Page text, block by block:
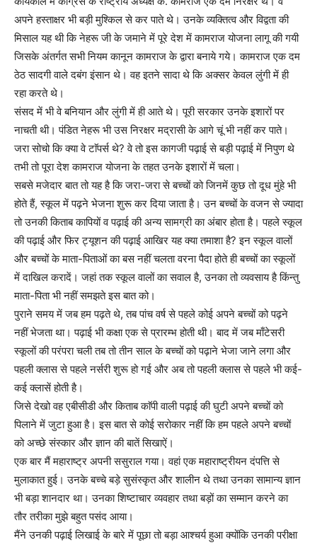
अपने हस्ताक्षर भी बड़ी मुश्किल से कर पाते थे। उनके व्यक्तित्व और विद्वता की
मिसाल यह थी कि नेहरू जी के जमाने में पूरे देश में कामराज योजना लागू की गयी
जिसके अंतर्गत सभी नियम कानून कामराज के द्वारा बनाये गये। कामराज एक दम
ठेठ सादगी वाले दबंग इंसान थे। वह इतने सादा थे कि अक्सर केवल लुंगी में ही
रहा करते थे।
संसद में भी वे बनियान और लुंगी में ही आते थे। पूरी सरकार उनके इशारों पर
नाचती थी। पंडित नेहरू भी उस निरक्षर मद्रासी के आगे चूं भी नहीं कर पाते।
जरा सोचो कि क्या वे टाॅपर्स थे? वे तो इस कागजी पढ़ाई से बड़ी पढ़ाई में निपुण थे
तभी तो पूरा देश कामराज योजना के तहत उनके इशारों में चला।
सबसे मजेदार बात तो यह है कि जरा-जरा से बच्चों को जिनमें कुछ तो दूध मुंहे भी
होते हैं, स्कूल में पढ़ने भेजना शुरू कर दिया जाता है। उन बच्चों के वजन से ज्यादा
तो उनकी किताब कापियों व पढ़ाई की अन्य सामग्री का अंबार होता है। पहले स्कूल
की पढ़ाई और फिर ट्यूशन की पढ़ाई आखिर यह क्या तमाशा है? इन स्कूल वालों
और बच्चों के माता-पिताओं का बस नहीं चलता वरना पैदा होते ही बच्चों का स्कूलों
में दाखिल करादें। जहां तक स्कूल वालों का सवाल है, उनका तो व्यवसाय है किंन्तु
माता-पिता भी नहीं समझते इस बात को।
पुराने समय में जब हम पढ़ते थे, तब पांच वर्ष से पहले कोई अपने बच्चों को पढ़ने
नहीं भेजता था। पढ़ाई भी कक्षा एक से प्रारम्भ होती थी। बाद में जब माँटेसरी
स्कूलों की परंपरा चली तब तो तीन साल के बच्चों को पढ़ाने भेजा जाने लगा और
पहली क्लास से पहले नर्सरी शुरू हो गई और अब तो पहली क्लास से पहले भी कई-
कई क्लासें होती है।
जिसे देखो वह एबीसीडी और किताब काॅपी वाली पढ़ाई की घुटी अपने बच्चों को
पिलाने में जुटा हुआ है। इस बात से कोई सरोकार नहीं कि हम पहले अपने बच्चों
को अच्छे संस्कार और ज्ञान की बातें सिखाऐं।
एक बार मैं महाराष्ट्र अपनी ससुराल गया। वहां एक महाराष्ट्रीयन दंपत्ति से
मुलाकात हुई। उनके बच्चे बड़े सुसंस्कृत और शालीन थे तथा उनका सामान्य ज्ञान
भी बड़ा शानदार था। उनका शिष्टाचार व्यवहार तथा बड़ों का सम्मान करने का
तौर तरीका मुझे बहुत पसंद आया।
मैंने उनकी पढ़ाई लिखाई के बारे में पूछा तो बड़ा आश्चर्य हुआ क्योंकि उनकी परीक्षा